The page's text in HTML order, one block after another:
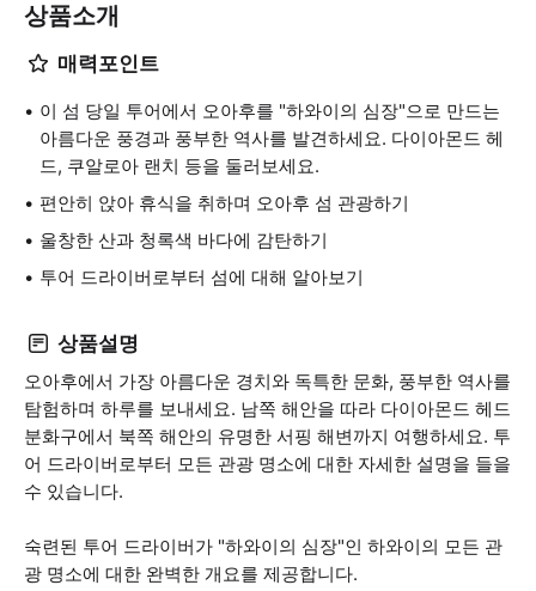
상품소개
매력포인트
이 섬 당일 투어에서 오아후를 "하와이의 심장"으로 만드는
아름다운 풍경과 풍부한 역사를 발견하세요. 다이아몬드 헤
드, 쿠알로아 랜치 등을 둘러보세요.
편안히 앉아 휴식을 취하며 오아후 섬 관광하기
울창한 산과 청록색 바다에 감탄하기
투어 드라이버로부터 섬에 대해 알아보기
상품설명
오아후에서 가장 아름다운 경치와 독특한 문화, 풍부한 역사를
탐험하며 하루를 보내세요. 남쪽 해안을 따라 다이아몬드 헤드
분화구에서 북쪽 해안의 유명한 서핑 해변까지 여행하세요. 투
어 드라이버로부터 모든 관광 명소에 대한 자세한 설명을 들을
수 있습니다.
숙련된 투어 드라이버가 "하와이의 심장"인 하와이의 모든 관
광 명소에 대한 완벽한 개요를 제공합니다.